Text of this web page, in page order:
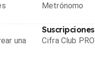
Metrónomo
una
Suscripciones
Cifra Club PRO